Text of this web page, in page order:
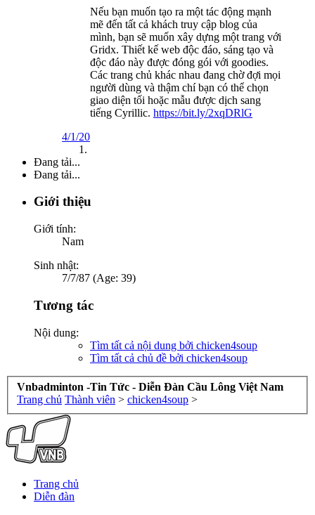
Nếu bạn muốn tạo ra một tác động mạnh
mẽ đến tất cả khách truy cập blog của
mình, bạn sẽ muốn xây dựng một trang với
Gridx. Thiết kế web độc đáo, sáng tạo và
độc đáo này được đóng gói với goodies.
Các trang chủ khác nhau đang chờ đợi mọi
người dùng và thậm chí bạn có thể chọn
giao diện tối hoặc mẫu được dịch sang
tiếng Cyrillic. https://bit.ly/2xqDRlG
4/1/20
Đang tải...
Đang tải...
Giới thiệu
Giới tính:
Nam
Sinh nhật:
7/7/87 (Age: 39)
Tương tác
Nội dung:
Tìm tất cả nội dung bởi chicken4soup
Tìm tất cả chủ đề bởi chicken4soup
Vnbadminton -Tin Tức - Diễn Đàn Cầu Lông Việt Nam
Trang chủ Thành viên > chicken4soup >
Trang chủ
Diễn đàn